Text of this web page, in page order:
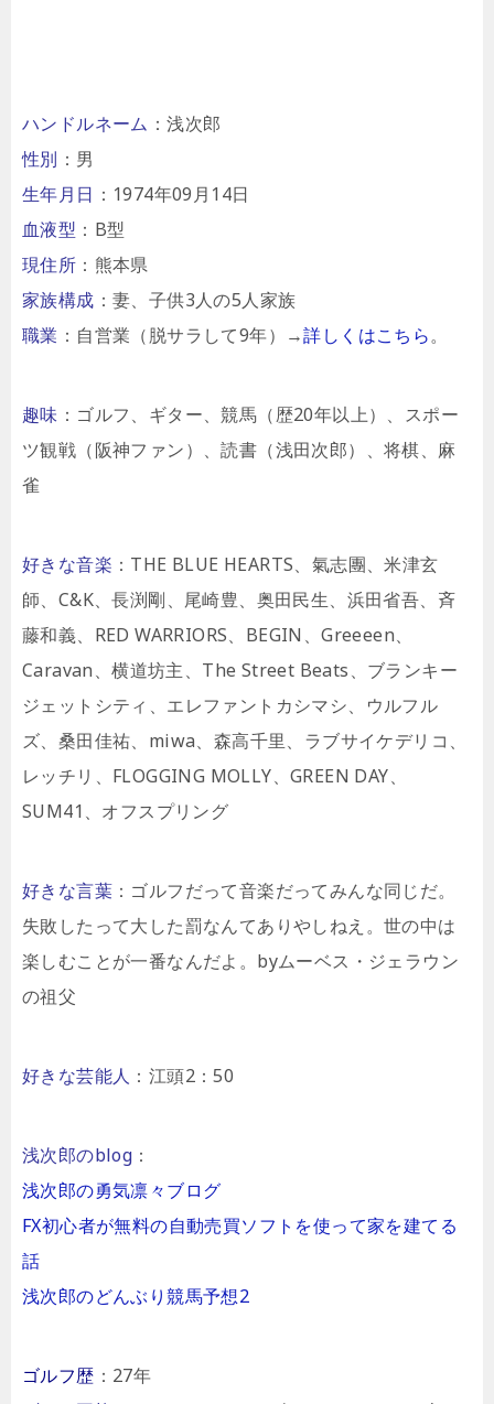
ハンドルネーム ：浅次郎
性別 ：男
生年月日 ：1974年09月14日
血液型 ：B型
現住所 ：熊本県
家族構成 ：妻、子供3人の5人家族
職業 ：自営業（脱サラして9年）→詳しくはこちら。
趣味 ：ゴルフ、ギター、競馬（歴20年以上）、スポー
ツ観戦（阪神ファン）、読書（浅田次郎）、将棋、麻
雀
好きな音楽 ：THE BLUE HEARTS、氣志團、米津玄
師、C&K、長渕剛、尾崎豊、奥田民生、浜田省吾、斉
藤和義、RED WARRIORS、BEGIN、Greeeen、
Caravan、横道坊主、The Street Beats、ブランキー
ジェットシティ、エレファントカシマシ、ウルフル
ズ、桑田佳祐、miwa、森高千里、ラブサイケデリコ、
レッチリ、FLOGGING MOLLY、GREEN DAY、
SUM41、オフスプリング
好きな言葉 ：ゴルフだって音楽だってみんな同じだ。
失敗したって大した罰なんてありやしねえ。世の中は
楽しむことが一番なんだよ。byムーベス・ジェラウン
の祖父
好きな芸能人 ：江頭2：50
浅次郎のblog ：
浅次郎の勇気凛々ブログ
FX初心者が無料の自動売買ソフトを使って家を建てる
話
浅次郎のどんぶり競馬予想2
ゴルフ歴 ：27年